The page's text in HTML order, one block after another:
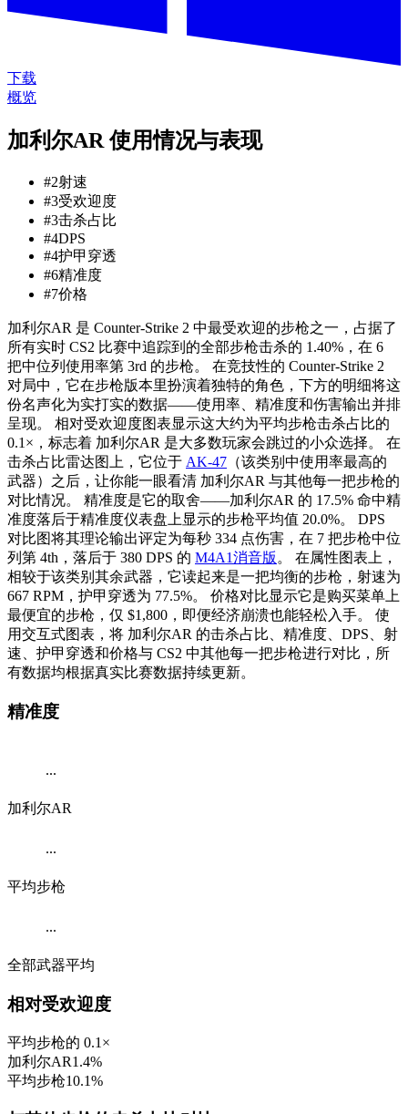
下载
概览
加利尔AR 使用情况与表现
#2射速
#3受欢迎度
#3击杀占比
#4DPS
#4护甲穿透
#6精准度
#7价格
加利尔AR 是 Counter-Strike 2 中最受欢迎的步枪之一，占据了
所有实时 CS2 比赛中追踪到的全部步枪击杀的 1.40%，在 6
把中位列使用率第 3rd 的步枪。
在竞技性的 Counter-Strike 2
对局中，它在步枪版本里扮演着独特的角色，下方的明细将这
份名声化为实打实的数据——使用率、精准度和伤害输出并排
呈现。
相对受欢迎度图表显示这大约为平均步枪击杀占比的
0.1×，标志着 加利尔AR 是大多数玩家会跳过的小众选择。
在
击杀占比雷达图上，它位于 AK-47 （该类别中使用率最高的
武器）之后，让你能一眼看清 加利尔AR 与其他每一把步枪的
对比情况。
精准度是它的取舍——加利尔AR 的 17.5% 命中精
准度落后于精准度仪表盘上显示的步枪平均值 20.0%。
DPS
对比图将其理论输出评定为每秒 334 点伤害，在 7 把步枪中位
列第 4th，落后于 380 DPS 的 M4A1消音版 。
在属性图表上，
相较于该类别其余武器，它读起来是一把均衡的步枪，射速为
667 RPM，护甲穿透为 77.5%。
价格对比显示它是购买菜单上
最便宜的步枪，仅 $1,800，即便经济崩溃也能轻松入手。
使
用交互式图表，将 加利尔AR 的击杀占比、精准度、DPS、射
速、护甲穿透和价格与 CS2 中其他每一把步枪进行对比，所
有数据均根据真实比赛数据持续更新。
精准度
...
加利尔AR
...
平均步枪
...
全部武器平均
相对受欢迎度
平均步枪的 0.1×
加利尔AR1.4%
平均步枪10.1%